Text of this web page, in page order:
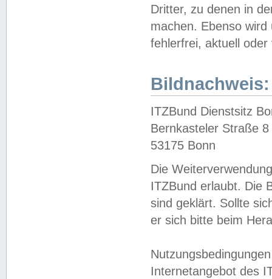
Dritter, zu denen in
machen. Ebenso
fehlerfrei, aktuell oder
Bildnachweis:
ITZBund Dienstsitz
Bernkasteler Straße 8
53175 Bonn
Die
ITZBund erlaubt. Die
sind geklärt. Sollte
er sich bitte beim
Internetangebot des